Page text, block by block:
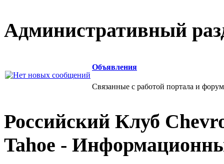
Административный
Объявления
Связанные с работой портала и
Российский Клуб
Tahoe -